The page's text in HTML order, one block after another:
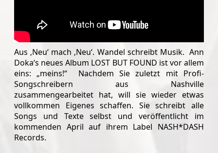
Aus ‚Neu‘ mach ‚Neu‘. Wandel schreibt Musik. Ann
Doka‘s neues Album LOST BUT FOUND ist vor allem
eins: „meins!“ Nachdem Sie zuletzt mit Profi-
Songschreibern aus Nashville
zusammengearbeitet hat, will sie wieder etwas
vollkommen Eigenes schaffen. Sie schreibt alle
Songs und Texte selbst und veröffentlicht im
kommenden April auf ihrem Label NASH*DASH
Records.